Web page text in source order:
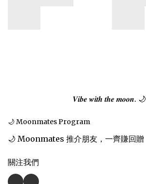
𝑽𝒊𝒃𝒆 𝒘𝒊𝒕𝒉 𝒕𝒉𝒆 𝒎𝒐𝒐𝒏. 🌙
🌙 Moonmates Program
🌙 Moonmates 推介朋友，一齊賺回贈
關注我們